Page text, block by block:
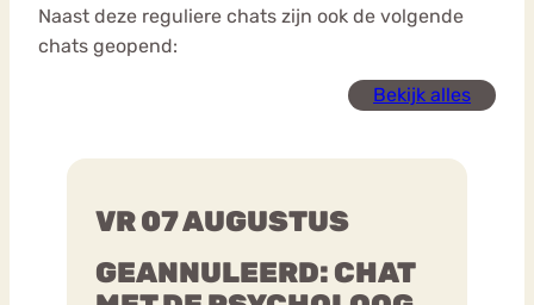
Naast deze reguliere chats zijn ook de volgende
chats geopend:
Bekijk alles
VR 07 AUGUSTUS
GEANNULEERD: CHAT